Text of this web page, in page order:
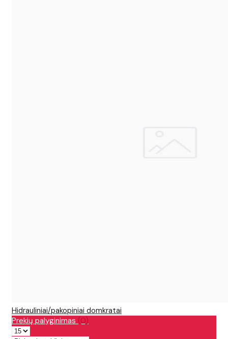
Hidrauliniai/pakopiniai domkratai
Prekių palyginimas (0)